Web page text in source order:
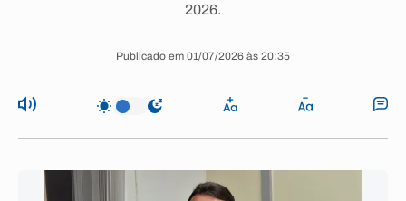
2026.
Publicado em 01/07/2026 às 20:35